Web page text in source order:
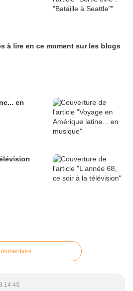
à lire en ce moment sur les blogs
en
14:49